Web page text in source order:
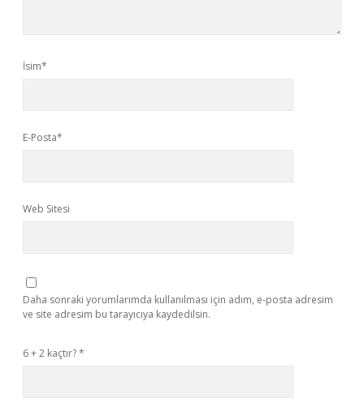
İsim*
E-Posta*
Web Sitesi
Daha sonraki yorumlarımda kullanılması için adım, e-posta adresim
ve site adresim bu tarayıcıya kaydedilsin.
6 + 2 kaçtır?*